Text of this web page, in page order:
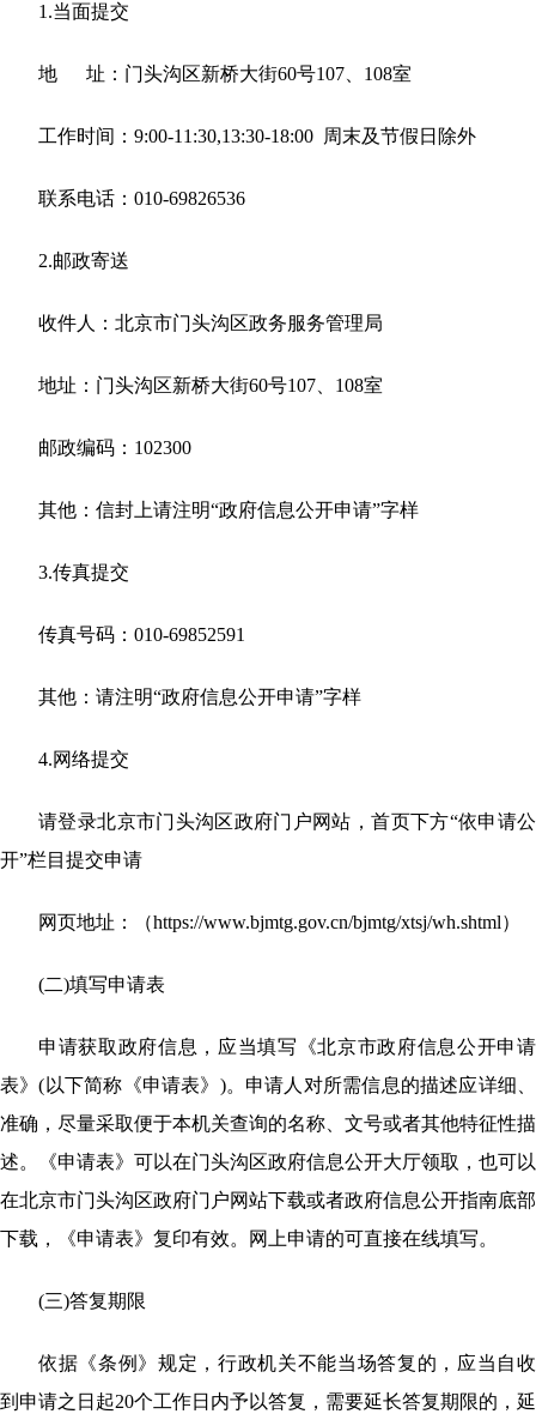
1.当面提交
地 址：门头沟区新桥大街60号107、108室
工作时间：9:00-11:30,13:30-18:00 周末及节假日除外
联系电话：010-69826536
2.邮政寄送
收件人：北京市门头沟区政务服务管理局
地址：门头沟区新桥大街60号107、108室
邮政编码： 102300
其他：信封上请注明“政府信息公开申请”字样
3.传真提交
传真号码：010-69852591
其他：请注明“政府信息公开申请”字样
4.网络提交
请登录北京市门头沟区政府门户网站，首页下方“依申请公
开”栏目提交申请
网页地址：（https://www.bjmtg.gov.cn/bjmtg/xtsj/wh.shtml）
(二)填写申请表
申请获取政府信息，应当填写《北京市政府信息公开申请
表》(以下简称《申请表》)。申请人对所需信息的描述应详细、
准确，尽量采取便于本机关查询的名称、文号或者其他特征性描
述。《申请表》可以在门头沟区政府信息公开大厅领取，也可以
在北京市门头沟区政府门户网站下载或者政府信息公开指南底部
下载，《申请表》复印有效。网上申请的可直接在线填写。
(三)答复期限
依据《条例》规定，行政机关不能当场答复的，应当自收
到申请之日起20个工作日内予以答复，需要延长答复期限的，延